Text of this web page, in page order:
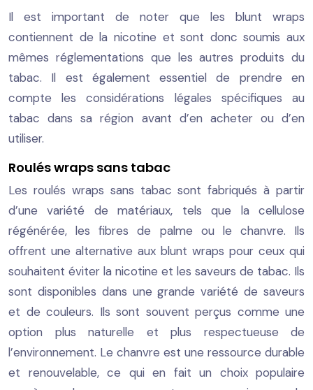
Il est important de noter que les blunt wraps
contiennent de la nicotine et sont donc soumis aux
mêmes réglementations que les autres produits du
tabac. Il est également essentiel de prendre en
compte les considérations légales spécifiques au
tabac dans sa région avant d’en acheter ou d’en
utiliser.
Roulés wraps sans tabac
Les roulés wraps sans tabac sont fabriqués à partir
d’une variété de matériaux, tels que la cellulose
régénérée, les fibres de palme ou le chanvre. Ils
offrent une alternative aux blunt wraps pour ceux qui
souhaitent éviter la nicotine et les saveurs de tabac. Ils
sont disponibles dans une grande variété de saveurs
et de couleurs. Ils sont souvent perçus comme une
option plus naturelle et plus respectueuse de
l’environnement. Le chanvre est une ressource durable
et renouvelable, ce qui en fait un choix populaire